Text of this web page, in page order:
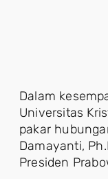
Dalam
Universitas
pakar
Damayanti,
Presiden